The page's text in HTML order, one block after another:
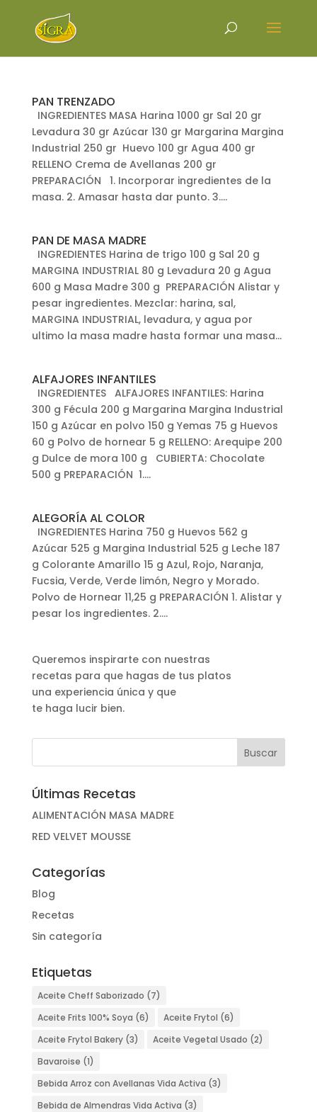
PAN TRENZADO
INGREDIENTES MASA Harina 1000 gr Sal 20 gr
Levadura 30 gr Azúcar 130 gr Margarina Margina
Industrial 250 gr Huevo 100 gr Agua 400 gr
RELLENO Crema de Avellanas 200 gr
PREPARACIÓN 1. Incorporar ingredientes de la
masa. 2. Amasar hasta dar punto. 3....
PAN DE MASA MADRE
INGREDIENTES Harina de trigo 100 g Sal 20 g
MARGINA INDUSTRIAL 80 g Levadura 20 g Agua
600 g Masa Madre 300 g PREPARACIÓN Alistar y
pesar ingredientes. Mezclar: harina, sal,
MARGINA INDUSTRIAL, levadura, y agua por
ultimo la masa madre hasta formar una masa...
ALFAJORES INFANTILES
INGREDIENTES ALFAJORES INFANTILES: Harina
300 g Fécula 200 g Margarina Margina Industrial
150 g Azúcar en polvo 150 g Yemas 75 g Huevos
60 g Polvo de hornear 5 g RELLENO: Arequipe 200
g Dulce de mora 100 g CUBIERTA: Chocolate
500 g PREPARACIÓN 1....
ALEGORÍA AL COLOR
INGREDIENTES Harina 750 g Huevos 562 g
Azúcar 525 g Margina Industrial 525 g Leche 187
g Colorante Amarillo 15 g Azul, Rojo, Naranja,
Fucsia, Verde, Verde limón, Negro y Morado.
Polvo de Hornear 11,25 g PREPARACIÓN 1. Alistar y
pesar los ingredientes. 2....
Queremos inspirarte con nuestras
recetas para que hagas de tus platos
una experiencia única y que
te haga lucir bien.
Últimas Recetas
ALIMENTACIÓN MASA MADRE
RED VELVET MOUSSE
Categorías
Blog
Recetas
Sin categoría
Etiquetas
Aceite Cheff Saborizado (7)
Aceite Frits 100% Soya (6) Aceite Frytol (6)
Aceite Frytol Bakery(3) Aceite Vegetal Usado (2)
Bavaroise (1)
Bebida Arroz con Avellanas Vida Activa (3)
Bebida de Almendras Vida Activa (3)